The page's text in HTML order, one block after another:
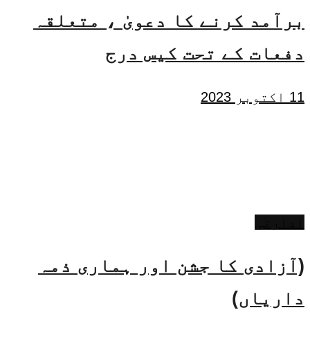
برآمد کرنے کا دعویٰ ، متعلقہ
دفعات کے تحت کیس درج
11 اکتوبر 2023
(آزادی کا جشن اور ہماری ذمہ
داریاں)